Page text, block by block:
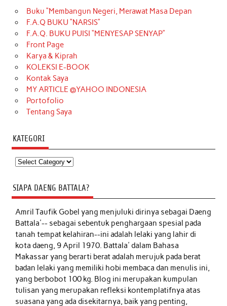
Buku “Membangun Negeri, Merawat Masa Depan
F.A.Q BUKU “NARSIS”
F.A.Q. BUKU PUISI “MENYESAP SENYAP”
Front Page
Karya & Kiprah
KOLEKSI E-BOOK
Kontak Saya
MY ARTICLE @YAHOO INDONESIA
Portofolio
Tentang Saya
KATEGORI
Kategori
SIAPA DAENG BATTALA?
Amril Taufik Gobelyang menjuluki dirinya sebagai Daeng
Battala'-- sebagai sebentuk penghargaan spesial pada
tanah tempat kelahiran--ini adalah lelaki yang lahir di
kota daeng, 9 April 1970. Battala' dalam Bahasa
Makassar yang berarti berat adalah merujuk pada berat
badan lelaki yang memiliki hobi membaca dan menulis ini,
yang berbobot 100 kg. Blog ini merupakan kumpulan
tulisan yang merupakan refleksi kontemplatifnya atas
suasana yang ada disekitarnya, baik yang penting,